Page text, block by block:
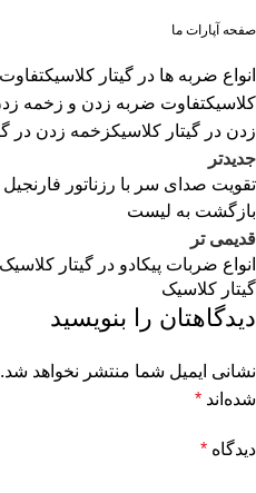
صفحه آپارات ما
انواع ضربه ها در گیتار کلاسیک
کلاسیکتفاوت ضربه زدن و زخمه
زدن در گیتار کلاسیکزخمه زدن در
جدیدتر
تقویت صدای سر با رزناتور فارنجیل
بازگشت به لیست
قدیمی تر
انواع ضربات پیکادو در گیتار
گیتار کلاسیک
دیدگاهتان را بنویسید
نشانی ایمیل شما منتشر نخواهد شد.
شده‌اند *
دیدگاه *